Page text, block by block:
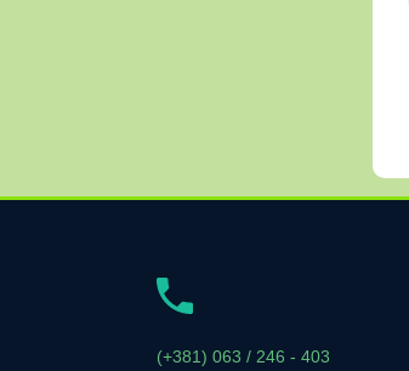
(+381) 063 / 246 - 403